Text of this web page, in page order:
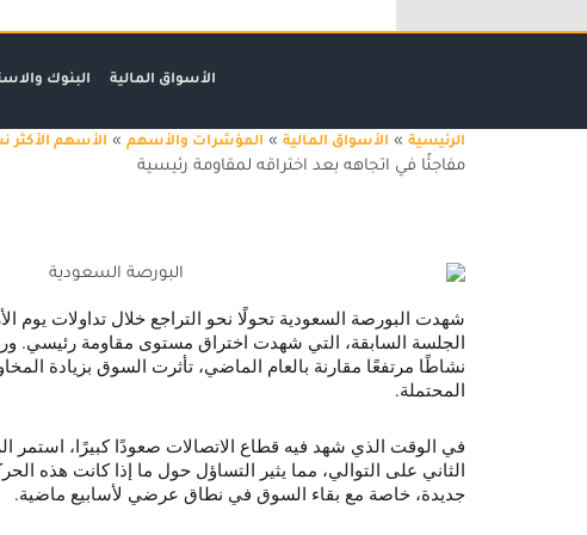
إلى
الأسواق المالية البنوك
الرئيسية » الأسواق المالية » المؤشرات والأسهم » الأسهم الأكثر
مفاجئًا في اتجاهه بعد اختراقه لمقاومة رئيسية
شهدت البورصة السعودية تحولًا نحو التراجع خلال تداولات يوم
الجلسة السابقة، التي شهدت اختراق مستوى مقاومة رئيسي.
نشاطًا مرتفعًا مقارنة بالعام الماضي، تأثرت السوق بزيادة
المحتملة.
في الوقت الذي شهد فيه قطاع الاتصالات صعودًا كبيرًا، استمر
الثاني على التوالي، مما يثير التساؤل حول ما إذا كانت هذه
جديدة، خاصة مع بقاء السوق في نطاق عرضي لأسابيع ماضية.